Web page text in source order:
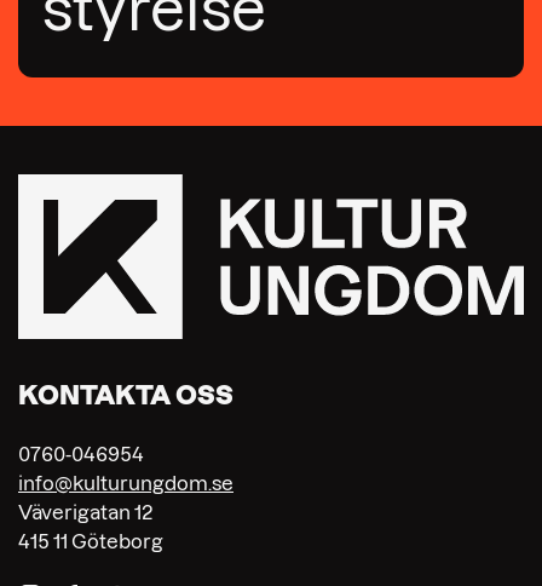
KONTAKTA OSS
0760-046954
info@kulturungdom.se
Väverigatan 12
415 11 Göteborg